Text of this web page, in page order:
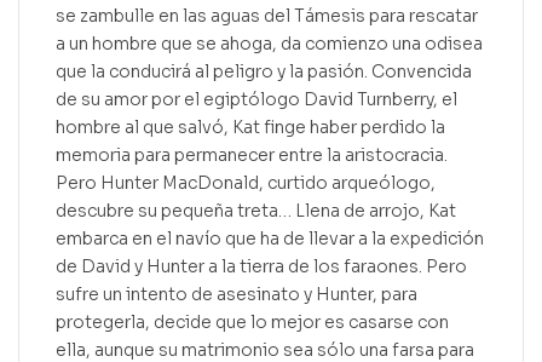
se zambulle en las aguas del Támesis para rescatar
a un hombre que se ahoga, da comienzo una odisea
que la conducirá al peligro y la pasión. Convencida
de su amor por el egiptólogo David Turnberry, el
hombre al que salvó, Kat finge haber perdido la
memoria para permanecer entre la aristocracia.
Pero Hunter MacDonald, curtido arqueólogo,
descubre su pequeña treta… Llena de arrojo, Kat
embarca en el navío que ha de llevar a la expedición
de David y Hunter a la tierra de los faraones. Pero
sufre un intento de asesinato y Hunter, para
protegerla, decide que lo mejor es casarse con
ella, aunque su matrimonio sea sólo una farsa para